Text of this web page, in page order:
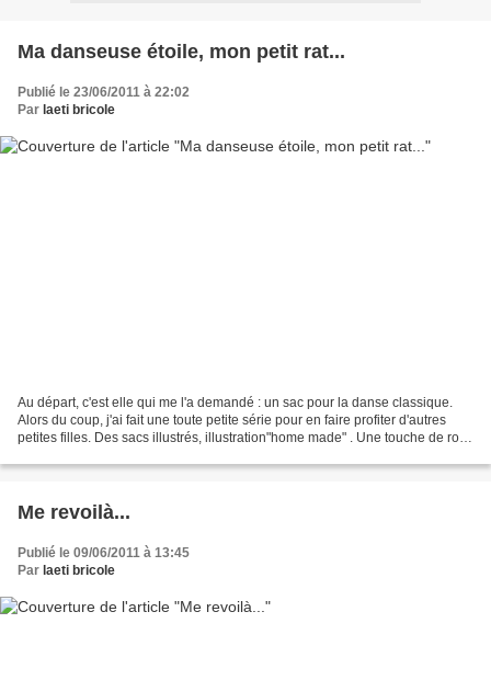
Ma danseuse étoile, mon petit rat...
Publié le 23/06/2011 à 22:02
Par laeti bricole
Au départ, c'est elle qui me l'a demandé : un sac pour la danse classique.
Alors du coup, j'ai fait une toute petite série pour en faire profiter d'autres
petites filles. Des sacs illustrés, illustration"home made" . Une touche de rose
Me revoilà...
Publié le 09/06/2011 à 13:45
Par laeti bricole